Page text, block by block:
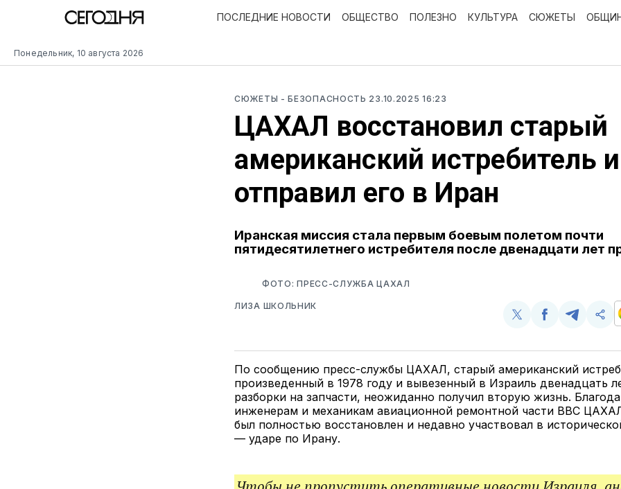
Понедельник, 10 августа 2026
ПОСЛЕДНИЕ НОВОСТИ ОБЩЕСТВО ПОЛЕЗНО КУЛЬТУРА СЮЖЕТЫ
СЮЖЕТЫ - БЕЗОПАСНОСТЬ 23.10.2025 16:23
ЦАХАЛ восстановил старый
американский истребитель и
отправил его в Иран
Иранская миссия стала первым боевым полетом почти
пятидесятилетнего истребителя после двенадцати лет
ФОТО: ПРЕСС-СЛУЖБА ЦАХАЛ
ЛИЗА ШКОЛЬНИК
Поделиться
Twitter
Поделиться
FacebookTelegram
По сообщению пресс-службы ЦАХАЛ, старый американский
произведенный в 1978 году и вывезенный в Израиль двенадцать
разборки на запчасти, неожиданно получил вторую жизнь.
инженерам и механикам авиационной ремонтной части ВВС
был полностью восстановлен и недавно участвовал в
— ударе по Ирану.